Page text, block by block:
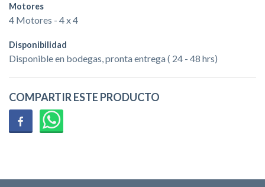
Motores
4 Motores - 4 x 4
Disponibilidad
Disponible en bodegas, pronta entrega ( 24 - 48 hrs)
COMPARTIR ESTE PRODUCTO